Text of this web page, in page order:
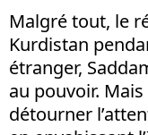
Malgré tout, le
Kurdistan
étranger,
au pouvoir.
détourner